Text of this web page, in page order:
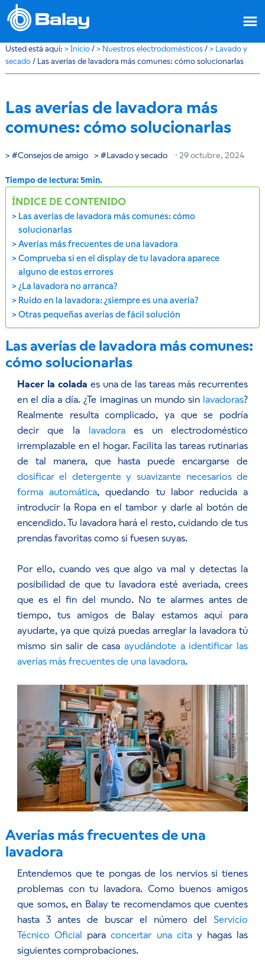
Usted está aquí: > Inicio / > Nuestros electrodomésticos / > Lavado y
secado /Las averías de lavadora más comunes: cómo solucionarlas
Las averías de lavadora más
comunes: cómo solucionarlas
Consejos de amigo Lavado y secado · 29 octubre, 2024
ÍNDICE DE CONTENIDO
Las averías de lavadora más comunes: cómo
solucionarlas
Averías más frecuentes de una lavadora
Comprueba si en el display de tu lavadora aparece
alguno de estos errores
¿La lavadora no arranca?
Ruido en la lavadora: ¿siempre es una avería?
Otras pequeñas averías de fácil solución
Las averías de lavadora más comunes:
cómo solucionarlas
Hacer la colada es una de las tareas más recurrentes
en el día a día. ¿Te imaginas un mundo sin lavadoras?
Realmente resulta complicado, ya que se podría
decir que la lavadoraes un electrodoméstico
irremplazable en el hogar. Facilita las tareas rutinarias
de tal manera, que hasta puede encargarse de
dosificar el detergente y suavizante necesarios de
forma automática, quedando tu labor reducida a
introducir la Ropa en el tambor y darle al botón de
encendido. Tu lavadora hará el resto, cuidando de tus
prendas favoritas como si fuesen suyas.
Por ello, cuando ves que algo va mal y detectas la
posibilidad de que tu lavadora esté averiada, crees
que es el fin del mundo. No te alarmes antes de
tiempo, tus amigos de Balay estamos aquí para
ayudarte, ya que quizá puedas arreglar la lavadora tú
mismo sin salir de casaayudándote a identificar las
averías más frecuentes de una lavadora.
Averías más frecuentes de una
lavadora
Entendemos que te pongas de los nervios si tienes
problemas con tu lavadora. Como buenos amigos
que somos, en Balay te recomendamos que cuentes
hasta 3 antes de buscar el número del Servicio
Técnico Oficial paraconcertar una citay hagas las
siguientes comprobaciones.